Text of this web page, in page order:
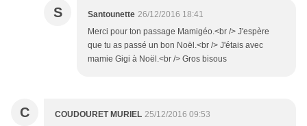
S Santounette 26/12/2016 18:41
Merci pour ton passage Mamigéo.<br /> J'espère
que tu as passé un bon Noël.<br /> J'étais avec
mamie Gigi à Noël.<br /> Gros bisous
C COUDOURET MURIEL 25/12/2016 09:53